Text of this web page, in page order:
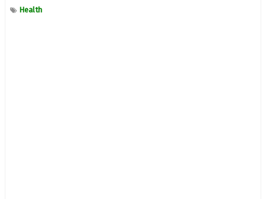
Health